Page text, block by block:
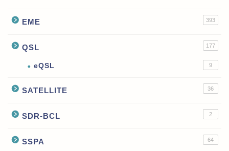
EME 393
QSL 177
eQSL 9
SATELLITE 36
SDR-BCL 2
SSPA 64